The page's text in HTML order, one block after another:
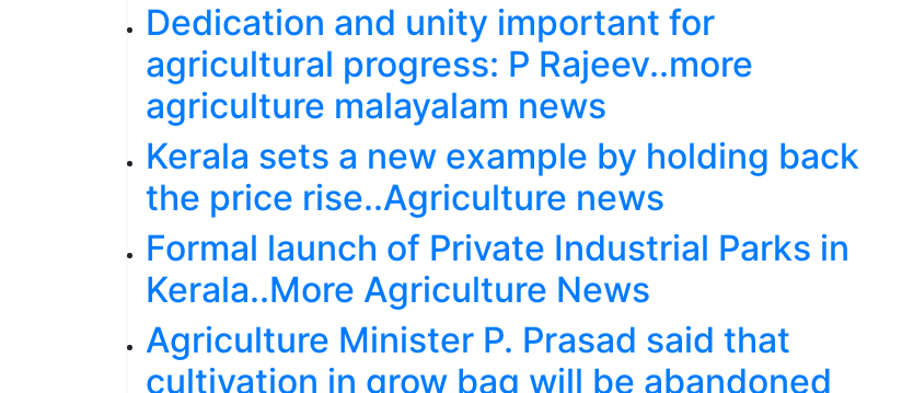
Dedication and unity important for
agricultural progress: P Rajeev..more
agriculture malayalam news
Kerala sets a new example by holding back
the price rise..Agriculture news
Formal launch of Private Industrial Parks in
Kerala..More Agriculture News
Agriculture Minister P. Prasad said that
cultivation in grow bag will be abandoned